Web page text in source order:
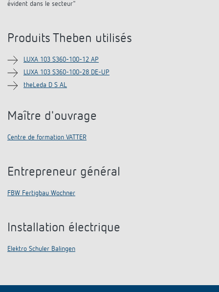
évident dans le secteur"
Produits Theben utilisés
LUXA 103 S360-100-12 AP
LUXA 103 S360-100-28 DE-UP
theLeda D S AL
Maître d'ouvrage
Centre de formation VATTER
Entrepreneur général
FBW Fertigbau Wochner
Installation électrique
Elektro Schuler Balingen